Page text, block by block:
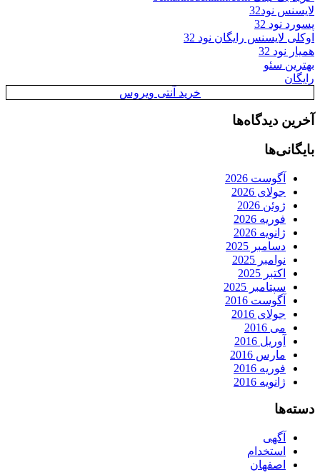
لایسنس نود32
پسورد نود 32
اوکلی لایسنس رایگان نود 32
همیار نود 32
بهترین سئو
رایگان
خرید آنتی ویروس
آخرین دیدگاه‌ها
بایگانی‌ها
آگوست 2026
جولای 2026
ژوئن 2026
فوریه 2026
ژانویه 2026
دسامبر 2025
نوامبر 2025
اکتبر 2025
سپتامبر 2025
آگوست 2016
جولای 2016
می 2016
آوریل 2016
مارس 2016
فوریه 2016
ژانویه 2016
دسته‌ها
آگهی
استخدام
اصفهان